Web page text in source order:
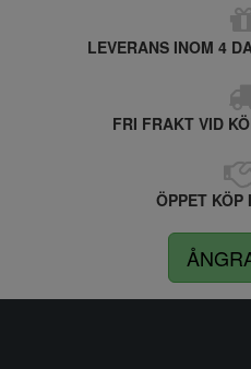
LEVERANS INOM 4
FRI FRAKT VID
ÖPPET KÖP